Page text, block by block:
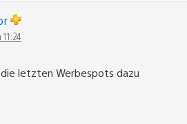
die letzten Werbespots dazu